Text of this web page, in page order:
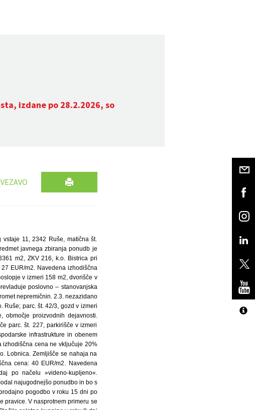
izdane po 28.2.2026, so
11, 2342 Ruše, matična št.
javnega zbiranja ponudb je
m2, ZKV 216, k.o. Bistrica pri
EUR/m2. Navedena izhodiščna
v izmeri 158 m2, dvorišče v
poslovno – stanovanjska
nepremičnin. 2.3. nezazidano
Ruše; parc. št. 42/3, gozd v izmeri
območje proizvodnih dejavnosti.
parc. št. 227, parkirišče v izmeri
infrastrukture in obenem
izhodiščna cena ne vključuje 20%
Lobnica. Zemljišče se nahaja na
cena: 40 EUR/m2. Navedena
po načelu »videno-kupljeno«.
najugodnejšo ponudbo in bo s
pogodbo v roku 15 dni po
pravice. V nasprotnem primeru se